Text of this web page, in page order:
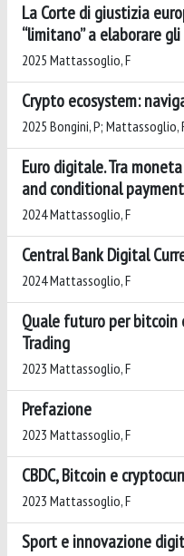
La Corte di giustizia
“limitano” a elaborare
2025 Mattassoglio, F
Crypto ecosystem:
2025 Bongini, P; Mattassoglio,
Euro digitale. Tra
and conditional
2024 Mattassoglio, F
Central Bank Digital
2024 Mattassoglio, F
Quale futuro per bitcoin
Trading
2023 Mattassoglio, F
Prefazione
2023 Mattassoglio, F
CBDC, Bitcoin e
2023 Mattassoglio, F
Sport e innovazione